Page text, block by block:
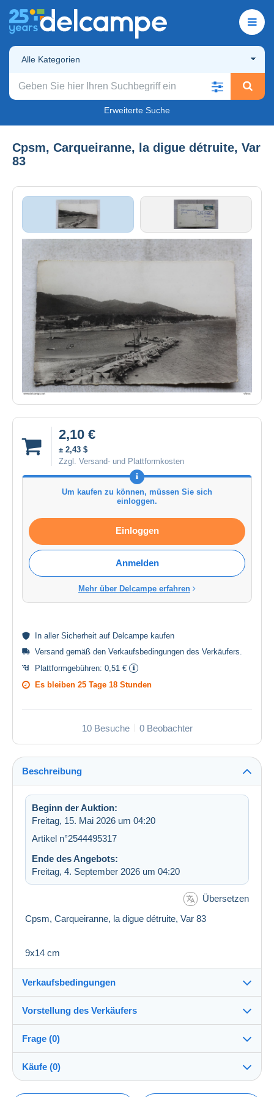
Alle Kategorien
Erweiterte Suche
Cpsm, Carqueiranne, la digue détruite, Var
83
2,10 €
± 2,43 $
Zzgl. Versand- und Plattformkosten
Um kaufen zu können, müssen Sie sich
einloggen.
Einloggen
Anmelden
Mehr über Delcampe erfahren
In aller Sicherheit auf Delcampe kaufen
Versand gemäß den Verkaufsbedingungen des Verkäufers
Plattformgebühren: 0,51 €
Es bleiben 25 Tage 18 Stunden
10 Besuche 0 Beobachter
Beschreibung
Beginn der Auktion:
Freitag, 15. Mai 2026 um 04:20
Artikel n°2544495317
Ende des Angebots:
Freitag, 4. September 2026 um 04:20
Übersetzen
Cpsm, Carqueiranne, la digue détruite, Var 83
9x14 cm
Verkaufsbedingungen
Versand nach:
Die Liste der Länder einsehen
Direkte Übergabe:
Ja
Vorstellung des Verkäufers
vfbroc100%(10285x)
Shop
Frage (0)
Käufe (0)